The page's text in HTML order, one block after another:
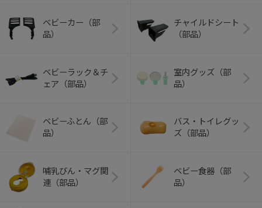
ベビーカー（部
品）
チャイルドシート
（部品）
ベビーラック＆チ
ェア（部品）
室内グッズ（部
品）
ベビーふとん（部
品）
バス・トイレグッ
ズ（部品）
哺乳びん・マグ関
連（部品）
ベビー食器（部
品）